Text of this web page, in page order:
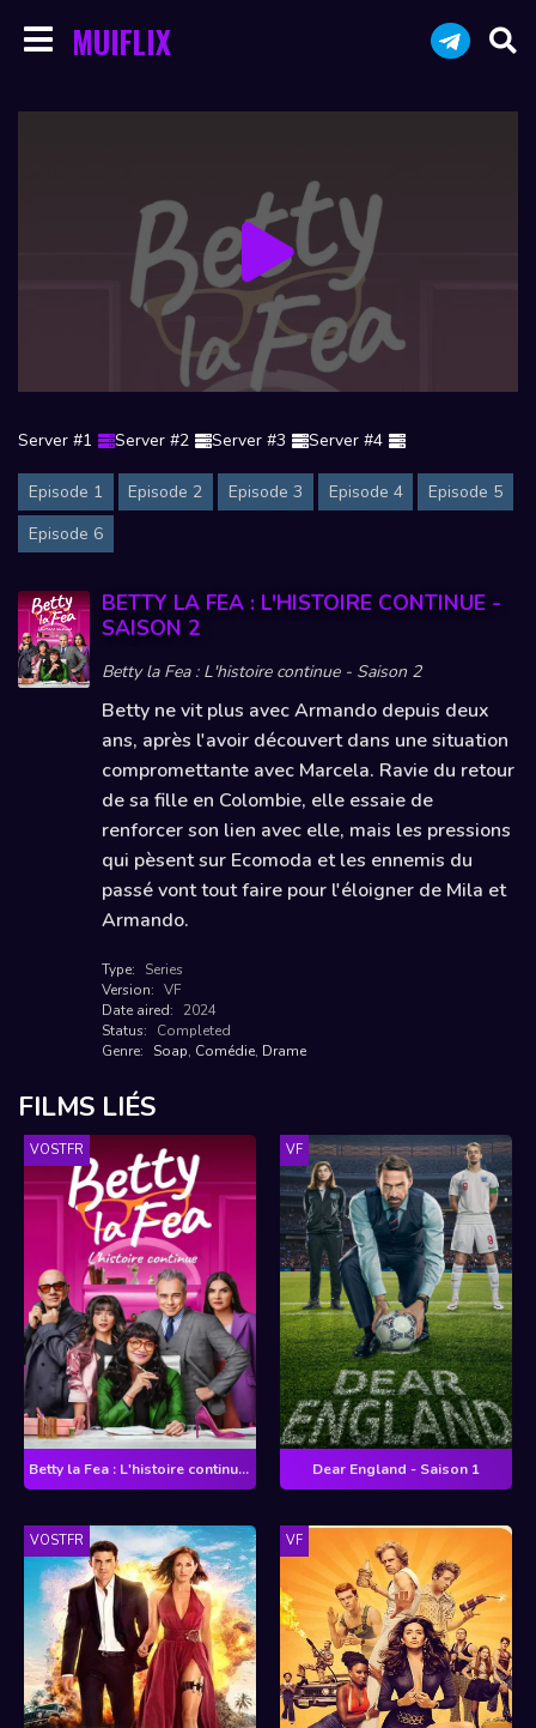
MUIFLIX
Server #1 Server #2 Server #3 Server #4
Episode 1 Episode 2 Episode 3 Episode 4
Episode 5
Episode 6
BETTY LA FEA : L'HISTOIRE CONTINUE -
SAISON 2
Betty la Fea : L'histoire continue - Saison 2
Betty ne vit plus avec Armando depuis deux
ans, après l'avoir découvert dans une situation
compromettante avec Marcela. Ravie du retour
de sa fille en Colombie, elle essaie de
renforcer son lien avec elle, mais les pressions
qui pèsent sur Ecomoda et les ennemis du
passé vont tout faire pour l'éloigner de Mila et
Armando.
Type:
Series
Version: VF
Date aired:
2024
Status:
Completed
Genre:
Soap, Comédie, Drame
FILMS LIÉS
VOSTFR
Betty la Fea : L'histoire continue - Saison 2
VF
Dear England - Saison 1
VOSTFR VF